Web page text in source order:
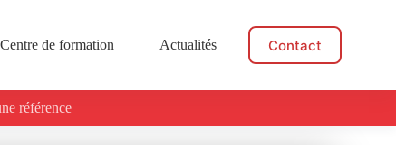
Centre de formation Actualités Contact
référence